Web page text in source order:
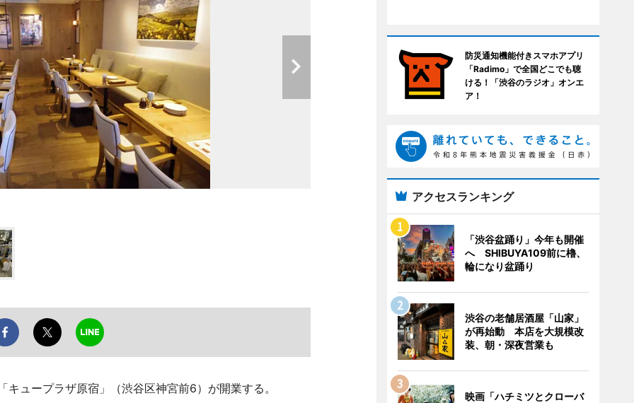
ュープラザ原宿」（渋谷区神宮前6）が開業する。
防災通知機能付きスマホアプリ
「Radimo」で全国どこでも聴
ける！「渋谷のラジオ」オンエ
ア！
アクセスランキング
「渋谷盆踊り」今年も開催
へ SHIBUYA109前に櫓、
輪になり盆踊り
渋谷の老舗居酒屋「山家」
が再始動 本店を大規模改
装、朝・深夜営業も
映画「ハチミツとクローバ